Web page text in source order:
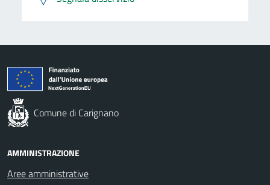
Comune di Carignano
AMMINISTRAZIONE
Aree amministrative